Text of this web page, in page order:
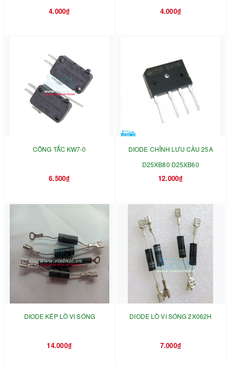
4.000₫ 4.000₫
CÔNG TẮC KW7-0
6.500₫
DIODE CHỈNH LƯU CẦU 25A
D25XB80 D25XB60
12.000₫
DIODE KÉP LÒ VI SÓNG
14.000₫
DIODE LÒ VI SÓNG 2X062H
7.000₫